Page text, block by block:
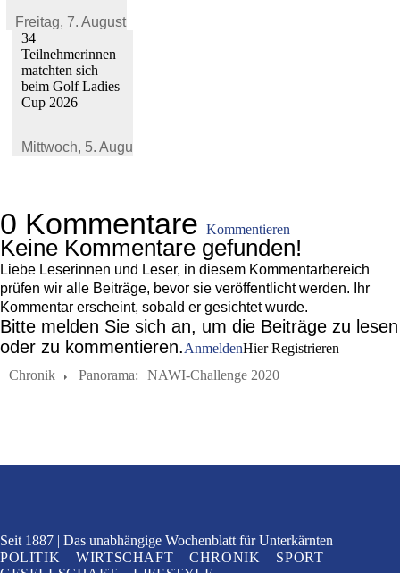
Freitag, 7. August 2026
34
Teilnehmerinnen
matchten sich
beim Golf Ladies
Cup 2026
Mittwoch, 5. August 2026
0 Kommentare Kommentieren
Keine Kommentare gefunden!
Liebe Leserinnen und Leser, in diesem Kommentarbereich
prüfen wir alle Beiträge, bevor sie veröffentlicht werden. Ihr
Kommentar erscheint, sobald er gesichtet wurde.
Bitte melden Sie sich an, um die Beiträge zu lesen
oder zu kommentieren.AnmeldenHier Registrieren
Chronik
Panorama: NAWI-Challenge 2020
Seit 1887 Das unabhängige Wochenblatt für Unterkärnten
POLITIK
WIRTSCHAFT CHRONIK
SPORT